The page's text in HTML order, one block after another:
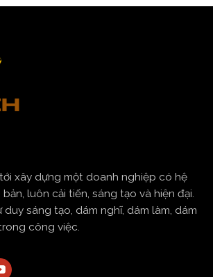
xây dựng một doanh nghiệp có hệ
luôn cải tiến, sáng tạo và hiện đại.
sáng tạo, dám nghĩ, dám làm, dám
công việc.